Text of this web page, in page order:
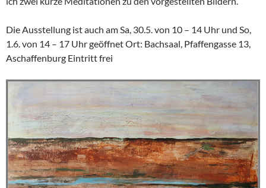
Die Ausstellung ist auch am Sa, 30.5. von 10 – 14 Uhr und So,
1.6. von 14 – 17 Uhr geöffnet Ort: Bachsaal, Pfaffengasse 13,
Aschaffenburg Eintritt frei